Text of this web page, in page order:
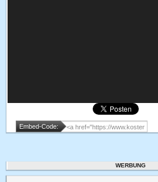
Embed-Code:
WERBUNG